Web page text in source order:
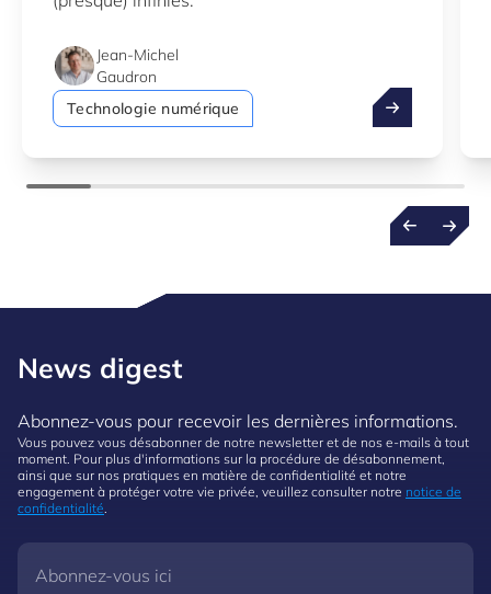
Jean-Michel
Gaudron
Technologie numérique
Fabrication
News digest
Abonnez-vous pour recevoir les dernières informations.
Vous pouvez vous désabonner de notre newsletter et de nos e-mails à tout
moment. Pour plus d'informations sur la procédure de désabonnement,
ainsi que sur nos pratiques en matière de confidentialité et notre
engagement à protéger votre vie privée, veuillez consulter notre notice de
confidentialité.